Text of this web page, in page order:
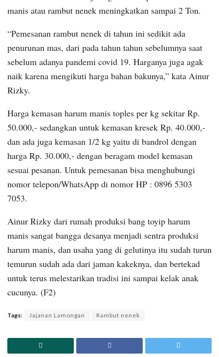
manis atau rambut nenek meningkatkan sampai 2 Ton.
“Pemesanan rambut nenek di tahun ini sedikit ada
penurunan mas, dari pada tahun tahun sebelumnya saat
sebelum adanya pandemi covid 19. Harganya juga agak
naik karena mengikuti harga bahan bakunya,” kata Ainur
Rizky.
Harga kemasan harum manis toples per kg sekitar Rp.
50.000,- sedangkan untuk kemasan kresek Rp. 40.000,-
dan ada juga kemasan 1/2 kg yaitu di bandrol dengan
harga Rp. 30.000,- dengan beragam model kemasan
sesuai pesanan. Untuk pemesanan bisa menghubungi
nomor telepon/WhatsApp di nomor HP : 0896 5303
7053.
Ainur Rizky dari rumah produksi bang toyip harum
manis sangat bangga desanya menjadi sentra produksi
harum manis, dan usaha yang di gelutinya itu sudah turun
temurun sudah ada dari jaman kakeknya, dan bertekad
untuk terus melestarikan tradisi ini sampai kelak anak
cucunya. (F2)
Tags: Jajanan Lamongan Rambut nenek